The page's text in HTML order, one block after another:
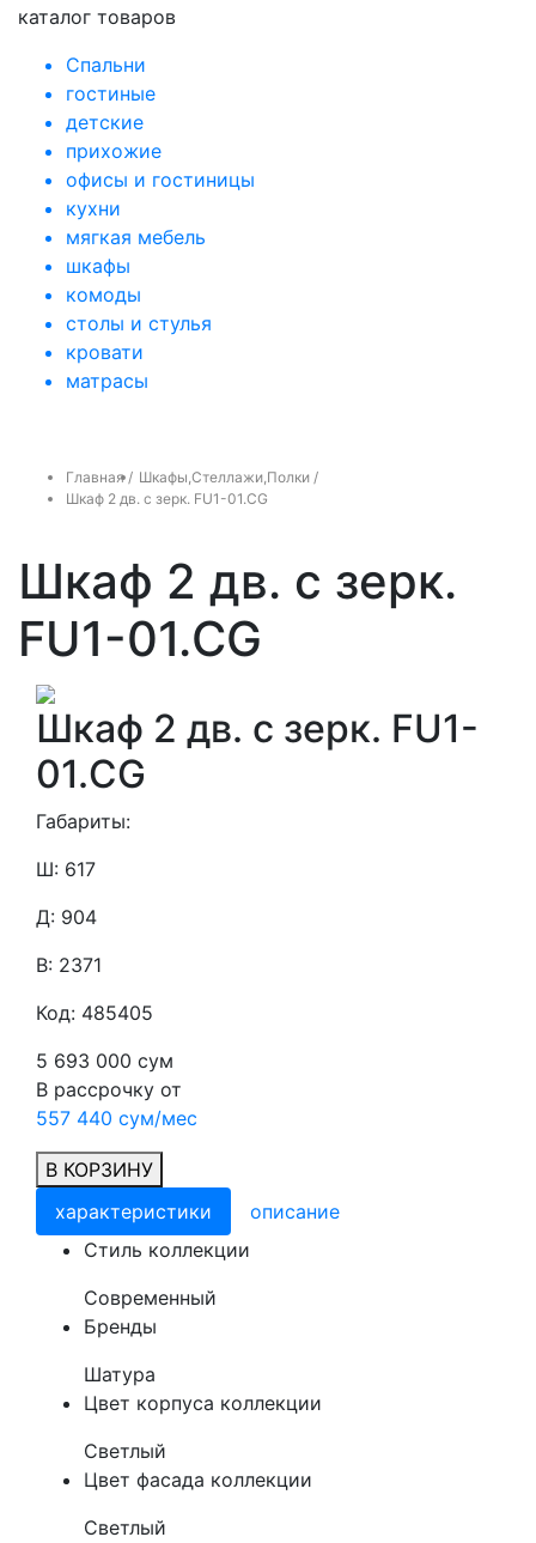
каталог товаров
Спальни
гостиные
детские
прихожие
офисы и гостиницы
кухни
мягкая мебель
шкафы
комоды
столы и стулья
кровати
матрасы
Главная / Шкафы,Стеллажи,Полки /
Шкаф 2 дв. с зерк. FU1-01.CG
Шкаф 2 дв. с зерк.
FU1-01.CG
Шкаф 2 дв. с зерк. FU1-
01.CG
Габариты:
Ш: 617
Д: 904
В: 2371
Код: 485405
5 693 000 сум
В рассрочку от
557 440 сум/мес
В КОРЗИНУ
характеристики
описание
Cтиль коллекции
Современный
Бренды
Шатура
Цвет корпуса коллекции
Светлый
Цвет фасада коллекции
Светлый